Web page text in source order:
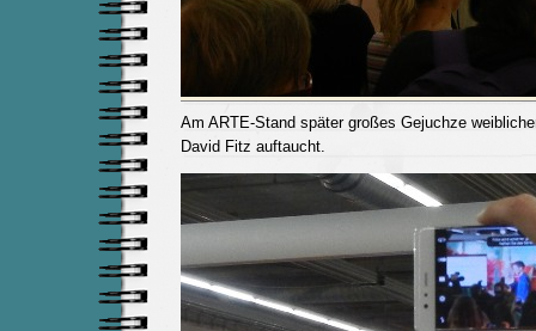
Am ARTE-Stand später großes Gejuchze
David Fitz auftaucht.